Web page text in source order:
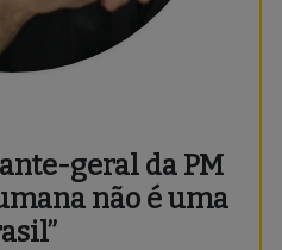
geral da PM
não é uma